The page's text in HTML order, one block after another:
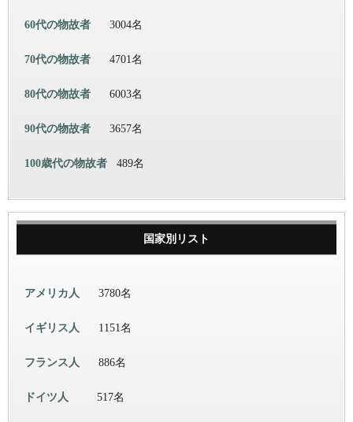
60代の物故者 3004名
70代の物故者 4701名
80代の物故者 6003名
90代の物故者 3657名
100歳代の物故者 489名
国家別リスト
アメリカ人 3780名
イギリス人 1151名
フランス人 886名
ドイツ人 517名